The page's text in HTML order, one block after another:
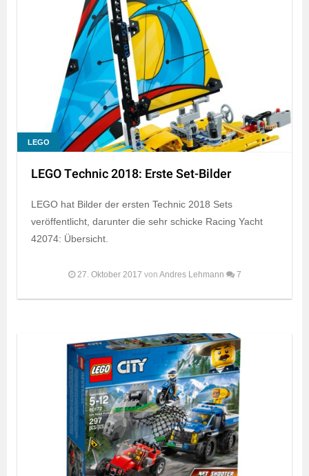
LEGO
LEGO Technic 2018: Erste Set-Bilder
LEGO hat Bilder der ersten Technic 2018 Sets
veröffentlicht, darunter die sehr schicke Racing Yacht
42074: Übersicht.
27. Oktober 2017 von Andres Lehmann 7